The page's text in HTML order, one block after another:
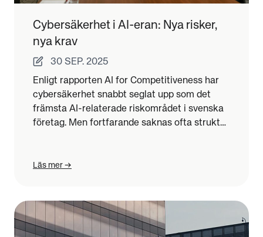
Cybersäkerhet i AI-eran: Nya risker,
nya krav
30 SEP. 2025
Enligt rapporten AI for Competitiveness har
cybersäkerhet snabbt seglat upp som det
främsta AI-relaterade riskområdet i svenska
företag. Men fortfarande saknas ofta struktur,
och vad du kan göra redan idag.
Läs mer